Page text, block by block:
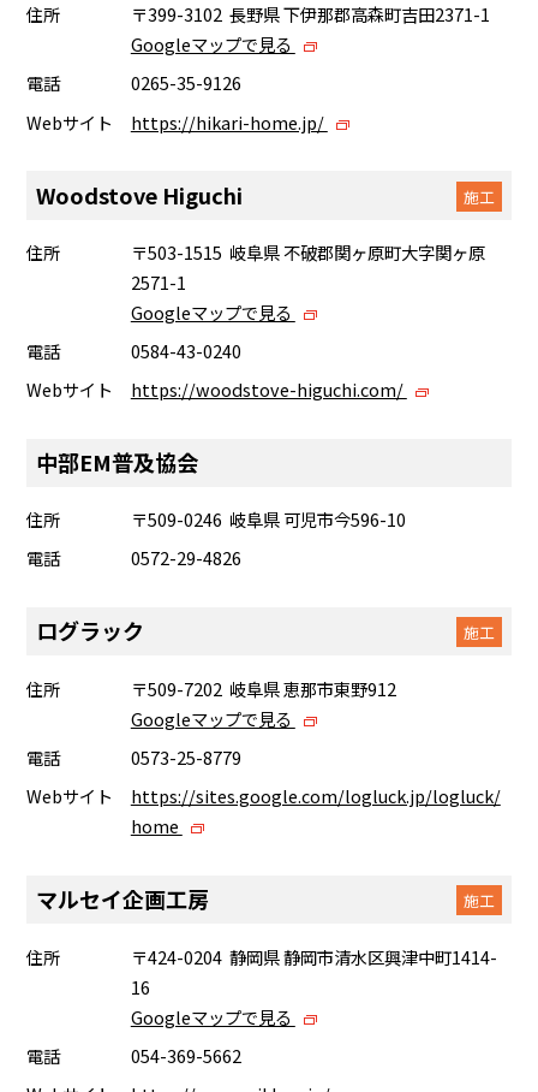
住所
〒399-3102 長野県 下伊那郡高森町吉田2371-1
Googleマップで見る
電話
0265-35-9126
Webサイト
https://hikari-home.jp/
Woodstove Higuchi 施工
住所
〒503-1515 岐阜県 不破郡関ヶ原町大字関ヶ原
2571-1
Googleマップで見る
電話
0584-43-0240
Webサイト
https://woodstove-higuchi.com/
中部EM普及協会
住所
〒509-0246 岐阜県 可児市今596-10
電話
0572-29-4826
ログラック 施工
住所
〒509-7202 岐阜県 恵那市東野912
Googleマップで見る
電話
0573-25-8779
Webサイト
https://sites.google.com/logluck.jp/logluck/
home
マルセイ企画工房 施工
住所
〒424-0204 静岡県 静岡市清水区興津中町1414-
16
Googleマップで見る
電話
054-369-5662